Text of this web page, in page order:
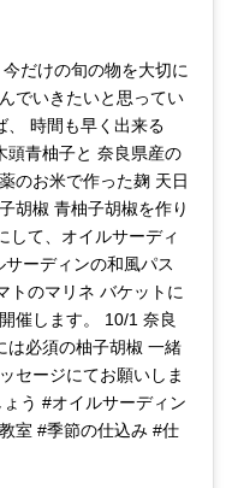
だけの旬の物を大切に
でいきたいと思ってい
、 時間も早く出来る
頭青柚子と 奈良県産の
のお米で作った麹 天日
胡椒 青柚子胡椒を作り
して、オイルサーディ
ーディンの和風パス
トのマリネ バケットに
催します。 10/1 奈良
は必須の柚子胡椒 一緒
セージにてお願いしま
う #オイルサーディン
室 #季節の仕込み #仕